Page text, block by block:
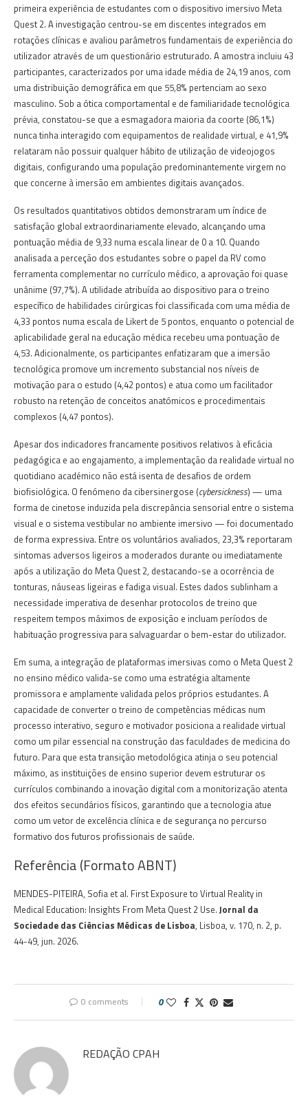
primeira experiência de estudantes com o dispositivo imersivo Meta
Quest 2. A investigação centrou-se em discentes integrados em
rotações clínicas e avaliou parâmetros fundamentais de experiência do
utilizador através de um questionário estruturado. A amostra incluiu 43
participantes, caracterizados por uma idade média de 24,19 anos, com
uma distribuição demográfica em que 55,8% pertenciam ao sexo
masculino. Sob a ótica comportamental e de familiaridade tecnológica
prévia, constatou-se que a esmagadora maioria da coorte (86,1%)
nunca tinha interagido com equipamentos de realidade virtual, e 41,9%
relataram não possuir qualquer hábito de utilização de videojogos
digitais, configurando uma população predominantemente virgem no
que concerne à imersão em ambientes digitais avançados.
Os resultados quantitativos obtidos demonstraram um índice de
satisfação global extraordinariamente elevado, alcançando uma
pontuação média de 9,33 numa escala linear de 0 a 10. Quando
analisada a perceção dos estudantes sobre o papel da RV como
ferramenta complementar no currículo médico, a aprovação foi quase
unânime (97,7%). A utilidade atribuída ao dispositivo para o treino
específico de habilidades cirúrgicas foi classificada com uma média de
4,33 pontos numa escala de Likert de 5 pontos, enquanto o potencial de
aplicabilidade geral na educação médica recebeu uma pontuação de
4,53. Adicionalmente, os participantes enfatizaram que a imersão
tecnológica promove um incremento substancial nos níveis de
motivação para o estudo (4,42 pontos) e atua como um facilitador
robusto na retenção de conceitos anatómicos e procedimentais
complexos (4,47 pontos).
Apesar dos indicadores francamente positivos relativos à eficácia
pedagógica e ao engajamento, a implementação da realidade virtual no
quotidiano académico não está isenta de desafios de ordem
biofisiológica. O fenómeno da cibersinergose (cybersickness) — uma
forma de cinetose induzida pela discrepância sensorial entre o sistema
visual e o sistema vestibular no ambiente imersivo — foi documentado
de forma expressiva. Entre os voluntários avaliados, 23,3% reportaram
sintomas adversos ligeiros a moderados durante ou imediatamente
após a utilização do Meta Quest 2, destacando-se a ocorrência de
tonturas, náuseas ligeiras e fadiga visual. Estes dados sublinham a
necessidade imperativa de desenhar protocolos de treino que
respeitem tempos máximos de exposição e incluam períodos de
habituação progressiva para salvaguardar o bem-estar do utilizador.
Em suma, a integração de plataformas imersivas como o Meta Quest 2
no ensino médico valida-se como uma estratégia altamente
promissora e amplamente validada pelos próprios estudantes. A
capacidade de converter o treino de competências médicas num
processo interativo, seguro e motivador posiciona a realidade virtual
como um pilar essencial na construção das faculdades de medicina do
futuro. Para que esta transição metodológica atinja o seu potencial
máximo, as instituições de ensino superior devem estruturar os
currículos combinando a inovação digital com a monitorização atenta
dos efeitos secundários físicos, garantindo que a tecnologia atue
como um vetor de excelência clínica e de segurança no percurso
formativo dos futuros profissionais de saúde.
Referência (Formato ABNT)
MENDES-PITEIRA, Sofia et al. First Exposure to Virtual Reality in
Medical Education: Insights From Meta Quest 2 Use. Jornal da
Sociedade das Ciências Médicas de Lisboa, Lisboa, v. 170, n. 2, p.
44-49, jun. 2026.
0 comments 0
REDAÇÃO CPAH